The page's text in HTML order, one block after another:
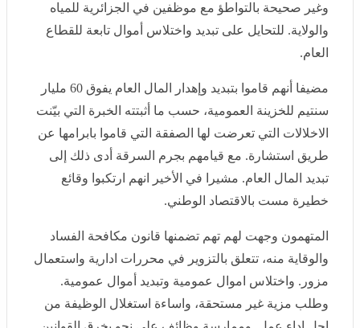
مضيفا أنهم قاموا بتبديد وإهدار المال العام يفوق 60 مليار
سنتيم للخزينة العمومية، حسب ما أثبتته الخبرة التي بيّنت
الاخلالات التي تعرضت لها الصفقة التي قاموا بابرامها عن
طريق استشارة. مع قيامهم بجرم السرقة أدى ذلك إلى تبديد
المال العام. مشيرا في الأخير انهم ارتكبوا وقائع خطيرة
مست بالاقتصاد الوطني.
المتهمون وجهت لهم تهم تضمنها قانون مكافحة الفساد
والوقاية منه، تتعلق بالتزوير في محررات ادارية واستعمال
مزور. واختلاس اموال عمومية وتبديد أموال عمومية. وطلب
مزية غير مستحقة، واساءة استغلال الوظيفة من اجل اداء
عمل. وممارسة وظائف على نحو يخرق القوانين والتنظيمات.
ومنح امتيازات غير مبررة للغير بغرض الحصول على منافع
غير مستحقة عمدا عند ابرام اتفاقية. وصفقة مخالفة للاحكام
التشريعية والتنظيمية. وجنحة عدم الابلاغ عن جريمة فساد